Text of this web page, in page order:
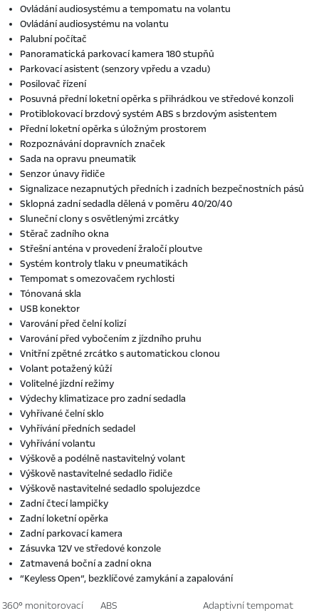
Ovládání audiosystému a tempomatu na volantu
Ovládání audiosystému na volantu
Palubní počítač
Panoramatická parkovací kamera 180 stupňů
Parkovací asistent (senzory vpředu a vzadu)
Posilovač řízení
Posuvná přední loketní opěrka s přihrádkou ve středové konzoli
Protiblokovací brzdový systém ABS s brzdovým asistentem
Přední loketní opěrka s úložným prostorem
Rozpoznávání dopravních značek
Sada na opravu pneumatik
Senzor únavy řidiče
Signalizace nezapnutých předních i zadních bezpečnostních pásů
Sklopná zadní sedadla dělená v poměru 40/20/40
Sluneční clony s osvětlenými zrcátky
Stěrač zadního okna
Střešní anténa v provedení žraločí ploutve
Systém kontroly tlaku v pneumatikách
Tempomat s omezovačem rychlosti
Tónovaná skla
USB konektor
Varování před čelní kolizí
Varování před vybočením z jízdního pruhu
Vnitřní zpětné zrcátko s automatickou clonou
Volant potažený kůží
Volitelné jízdní režimy
Výdechy klimatizace pro zadní sedadla
Vyhřívané čelní sklo
Vyhřívání předních sedadel
Vyhřívání volantu
Výškově a podélně nastavitelný volant
Výškově nastavitelné sedadlo řidiče
Výškově nastavitelné sedadlo spolujezdce
Zadní čtecí lampičky
Zadní loketní opěrka
Zadní parkovací kamera
Zásuvka 12V ve středové konzole
Zatmavená boční a zadní okna
“Keyless Open“, bezklíčové zamykání a zapalování
360° monitorovací
ABS adaptivní tempomat